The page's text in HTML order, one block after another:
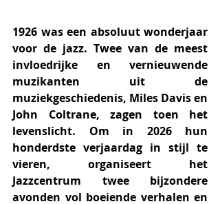
1926 was een absoluut wonderjaar
voor de jazz. Twee van de meest
invloedrijke en vernieuwende
muzikanten uit de
muziekgeschiedenis, Miles Davis en
John Coltrane, zagen toen het
levenslicht. Om in 2026 hun
honderdste verjaardag in stijl te
vieren, organiseert het
Jazzcentrum twee bijzondere
avonden vol boeiende verhalen en